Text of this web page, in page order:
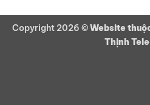
Copyright 2026 ©Website
Thịnh